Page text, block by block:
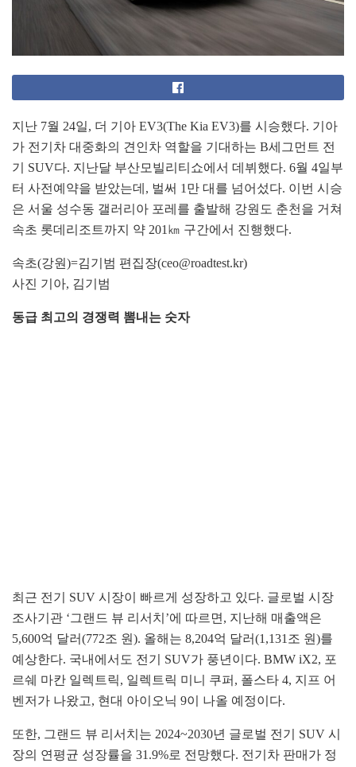
지난 7월 24일, 더 기아 EV3(The Kia EV3)를 시승했다. 기아
가 전기차 대중화의 견인차 역할을 기대하는 B세그먼트 전
기 SUV다. 지난달 부산모빌리티쇼에서 데뷔했다. 6월 4일부
터 사전예약을 받았는데, 벌써 1만 대를 넘어섰다. 이번 시승
은 서울 성수동 갤러리아 포레를 출발해 강원도 춘천을 거쳐
속초 롯데리조트까지 약 201㎞ 구간에서 진행했다.
속초(강원)=김기범 편집장(ceo@roadtest.kr)
사진 기아, 김기범
동급 최고의 경쟁력 뽐내는 숫자
최근 전기 SUV 시장이 빠르게 성장하고 있다. 글로벌 시장
조사기관 ‘그랜드 뷰 리서치’에 따르면, 지난해 매출액은
5,600억 달러(772조 원). 올해는 8,204억 달러(1,131조 원)를
예상한다. 국내에서도 전기 SUV가 풍년이다. BMW iX2, 포
르쉐 마칸 일렉트릭, 일렉트릭 미니 쿠퍼, 폴스타 4, 지프 어
벤저가 나왔고, 현대 아이오닉 9이 나올 예정이다.
또한, 그랜드 뷰 리서치는 2024~2030년 글로벌 전기 SUV 시
장의 연평균 성장률을 31.9%로 전망했다. 전기차 판매가 정